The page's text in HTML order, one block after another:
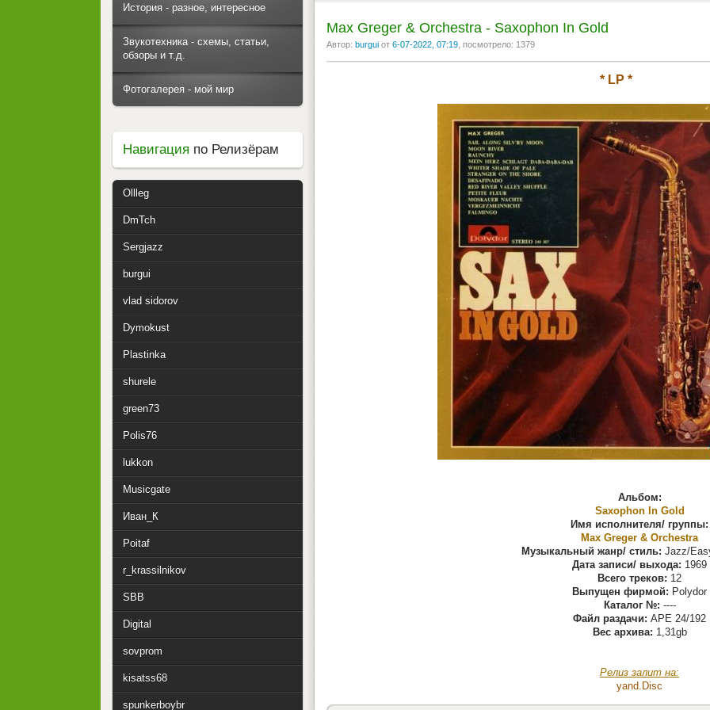
Max Greger & Orchestra - Saxophon In Gold
Автор: burgui от 6-07-2022, 07:19 , посмотрело: 1379
* LP *
Альбом:
Saxophon In Gold
Имя исполнителя/ группы:
Max Greger & Orchestra
Музыкальный жанр/ стиль: Jazz/
Дата записи/ выхода: 1969
Всего треков: 12
Выпущен фирмой: Polydor
Каталог №: ----
Файл раздачи: APE 24/192
Вес архива: 1,31gb
Релиз залит на:
yand.Disс
История - разное, интересное
Звукотехника - схемы, статьи,
обзоры и т.д.
Фотогалерея - мой мир
Навигация по Релизёрам
Ollleg
DmTch
Sergjazz
burgui
vlad sidorov
Dymokust
Plastinka
shurele
green73
Polis76
lukkon
Musicgate
Иван_К
Poitaf
r_krassilnikov
SBB
Digital
sovprom
kisatss68
spunkerboybr